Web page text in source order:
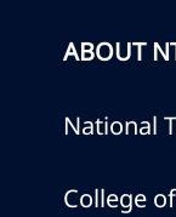
ABOUT
National
College